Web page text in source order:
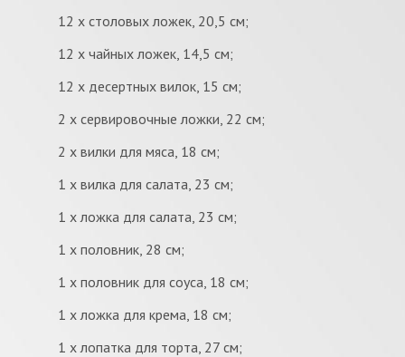
12 x столовых ложек, 20,5 см;
12 x чайных ложек, 14,5 см;
12 x десертных вилок, 15 см;
2 x сервировочные ложки, 22 см;
2 x вилки для мяса, 18 см;
1 x вилка для салата, 23 см;
1 x ложка для салата, 23 см;
1 x половник, 28 см;
1 x половник для соуса, 18 см;
1 х ложка для крема, 18 см;
1 x лопатка для торта, 27 см;